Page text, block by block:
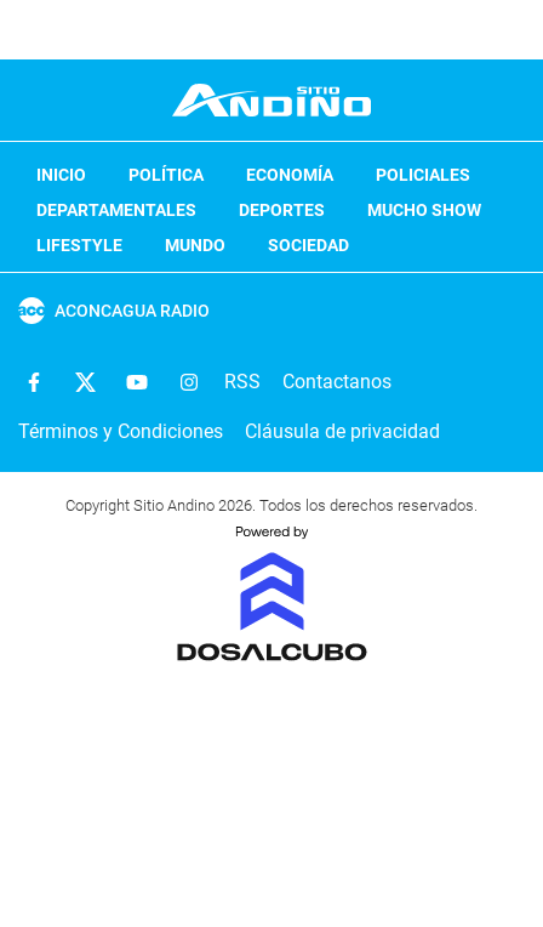
INICIO POLÍTICA ECONOMÍA
POLICIALES
DEPARTAMENTALES
DEPORTES
MUCHO SHOW
LIFESTYLE
MUNDO SOCIEDAD
ACONCAGUA RADIO
RSS Contactanos
Términos y Condiciones Cláusula de privacidad
Copyright Sitio Andino 2026. Todos los derechos reservados.